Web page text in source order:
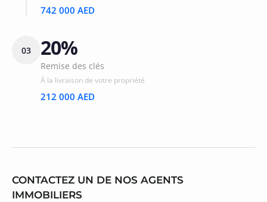
742 000 AED
03 20%
Remise des clés
À la livraison de votre propriété
212 000 AED
CONTACTEZ UN DE NOS AGENTS
IMMOBILIERS